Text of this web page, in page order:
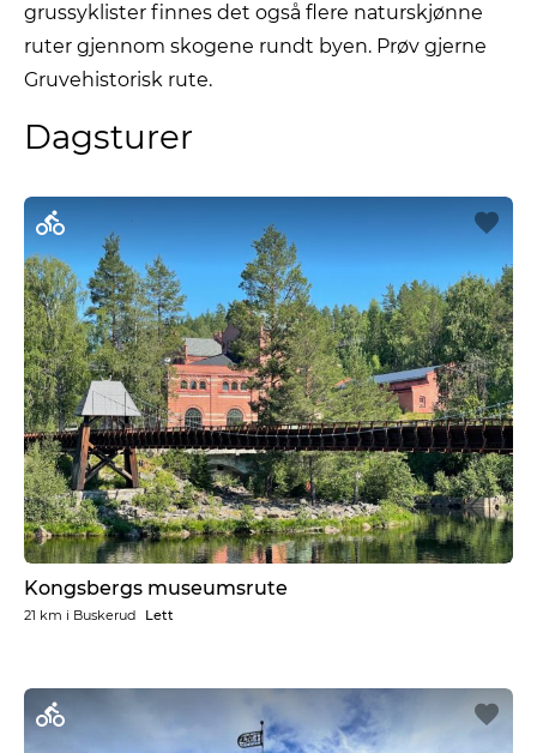
grussyklister finnes det også flere naturskjønne
ruter gjennom skogene rundt byen. Prøv gjerne
Gruvehistorisk rute.
Dagsturer
Kongsbergs museumsrute
21 km i Buskerud Lett